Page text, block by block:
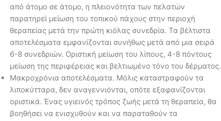
από άτομο σε άτομο, η πλειονότητα των πελατών
παρατηρεί μείωση του τοπικού πάχους στην περιοχή
θεραπείας μετά την πρώτη κιόλας συνεδρία. Τα βέλτιστα
αποτελέσματα εμφανίζονται συνήθως μετά από μια σειρά
6-8 συνεδριών. Οριστική μείωση του λίπους, 4-8 πόντους
μείωση της περιφέρειας και βελτιωμένο τόνο του δέρματος.
Μακροχρόνια αποτελέσματα. Μόλις καταστραφούν τα
λιποκύτταρα, δεν αναγεννιόνται, οπότε εξαφανίζονται
οριστικά. Ένας υγιεινός τρόπος ζωής μετά τη θεραπεία, θα
βοηθήσει να ενισχυθούν και να παραταθούν τα